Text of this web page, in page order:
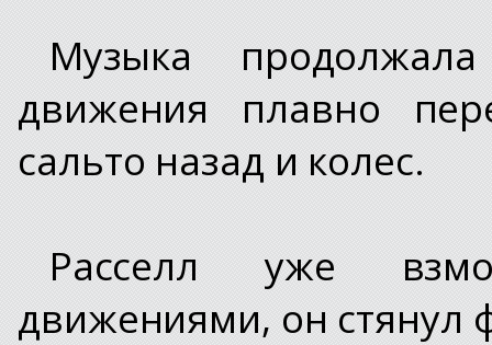
Музыка
движения плавно
сальто назад и колес.
Расселл уже
движениями, он стянул